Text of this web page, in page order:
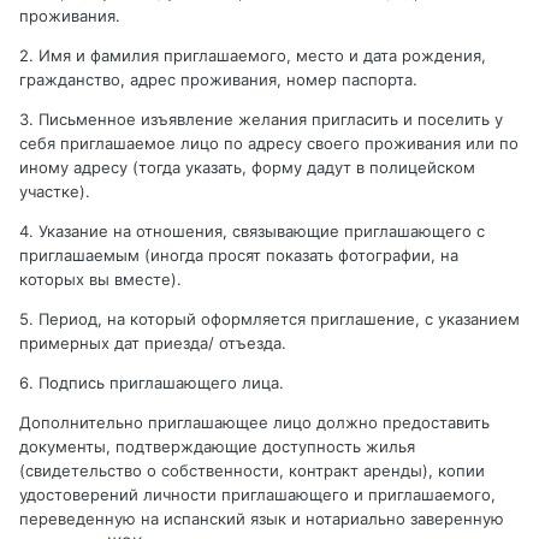
проживания.
2. Имя и фамилия приглашаемого, место и дата рождения,
гражданство, адрес проживания, номер паспорта.
3. Письменное изъявление желания пригласить и поселить у
себя приглашаемое лицо по адресу своего проживания или по
иному адресу (тогда указать, форму дадут в полицейском
участке).
4. Указание на отношения, связывающие приглашающего с
приглашаемым (иногда просят показать фотографии, на
которых вы вместе).
5. Период, на который оформляется приглашение, с указанием
примерных дат приезда/ отъезда.
6. Подпись приглашающего лица.
Дополнительно приглашающее лицо должно предоставить
документы, подтверждающие доступность жилья
(свидетельство о собственности, контракт аренды), копии
удостоверений личности приглашающего и приглашаемого,
переведенную на испанский язык и нотариально заверенную